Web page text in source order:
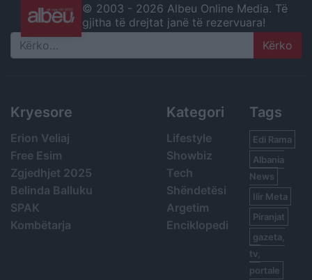
© 2003 - 2026 Albeu Online Media. Të
gjitha të drejtat janë të rezervuara!
Search
Kryesore
Erion Veliaj
Free Esim
Zgjedhjet 2025
Belinda Balluku
SPAK
Kombëtarja
Kategori
Lifestyle
Showbiz
Tech
Shëndetësi
Argetim
Enciklopedi
Tags
Edi Rama
Albania
News
Ilir Meta
Piranjat
gazeta,
tv,
portale